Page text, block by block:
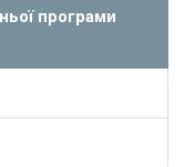
програми